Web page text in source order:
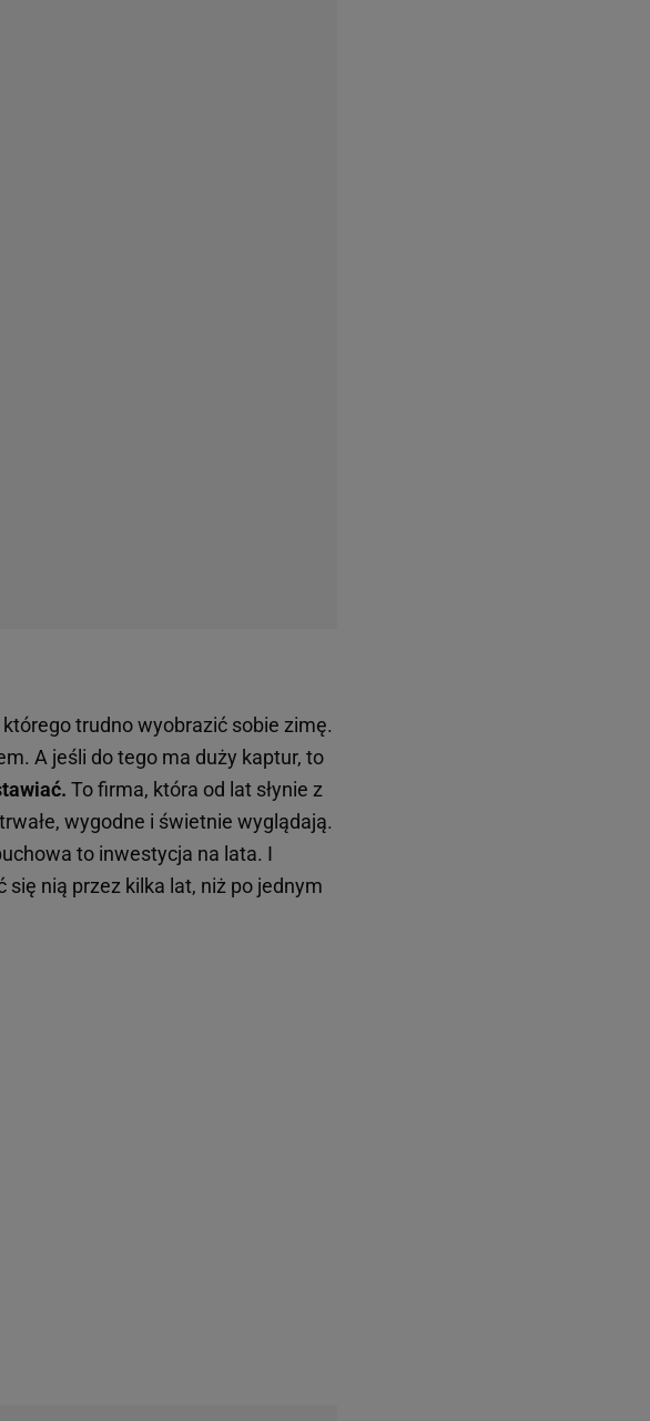
którego trudno wyobrazić sobie zimę.
A jeśli do tego ma duży kaptur, to
To firma, która od lat słynie z
wygodne i świetnie wyglądają.
to inwestycja na lata. I
nią przez kilka lat, niż po jednym